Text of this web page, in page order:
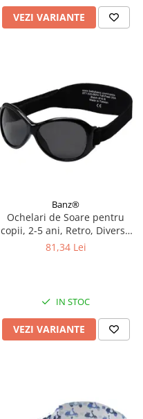
VEZI VARIANTE
Banz®
Ochelari de Soare pentru
copii, 2-5 ani, Retro, Diverse
culori
81,34 Lei
IN STOC
VEZI VARIANTE